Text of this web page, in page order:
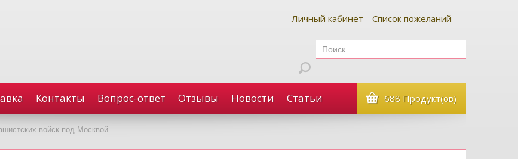
Личный кабинет Список пожеланий
Контакты Вопрос-ответ Отзывы Новости Статьи 688 Продукт(ов)
войск под Москвой